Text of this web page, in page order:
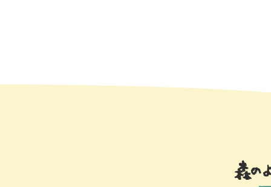
森の